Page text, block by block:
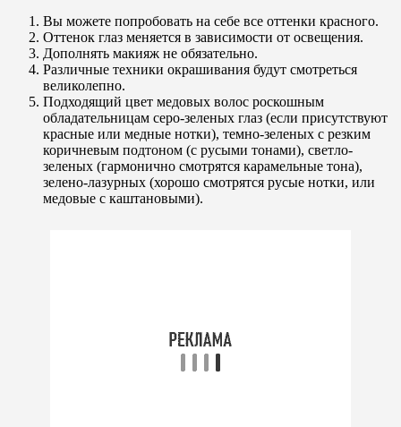
Вы можете попробовать на себе все оттенки красного.
Оттенок глаз меняется в зависимости от освещения.
Дополнять макияж не обязательно.
Различные техники окрашивания будут смотреться
великолепно.
Подходящий цвет медовых волос роскошным
обладательницам серо-зеленых глаз (если присутствуют
красные или медные нотки), темно-зеленых с резким
коричневым подтоном (с русыми тонами), светло-
зеленых (гармонично смотрятся карамельные тона),
зелено-лазурных (хорошо смотрятся русые нотки, или
медовые с каштановыми).